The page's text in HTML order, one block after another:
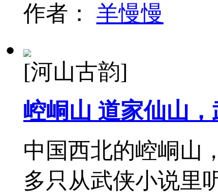
作者： 羊慢慢
[河山古韵]
崆峒山 道家仙山
中国西北的崆峒山
多只从武侠小说里